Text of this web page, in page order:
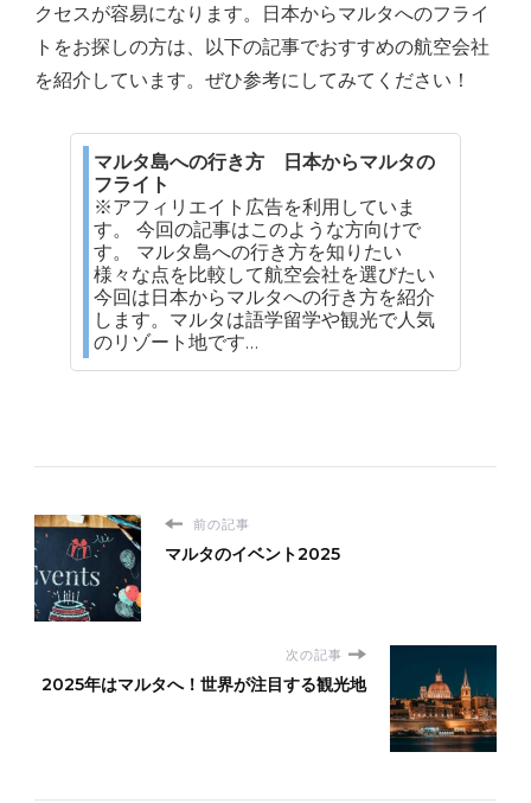
クセスが容易になります。日本からマルタへのフライ
トをお探しの方は、以下の記事でおすすめの航空会社
を紹介しています。ぜひ参考にしてみてください！
マルタ島への行き方 日本からマルタの
フライト
※アフィリエイト広告を利用していま
す。 今回の記事はこのような方向けで
す。 マルタ島への行き方を知りたい
様々な点を比較して航空会社を選びたい
今回は日本からマルタへの行き方を紹介
します。マルタは語学留学や観光で人気
のリゾート地です…
前の記事
マルタのイベント2025
次の記事
2025年はマルタへ！世界が注目する観光地